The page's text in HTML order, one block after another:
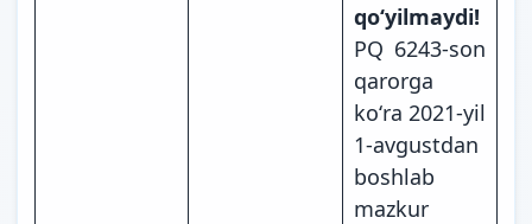
qoʻyilmaydi!
PQ 6243-son
qarorga
koʻra 2021-yil
1-avgustdan
boshlab
mazkur